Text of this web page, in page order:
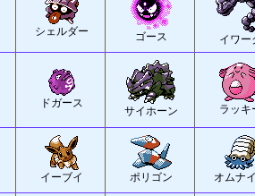
シェルダー ゴース イワー
ドガース
サイホーン ラッキ
イーブイ ポリゴン オムナ